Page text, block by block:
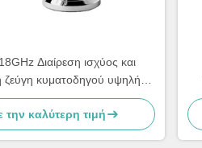
Διαίρεση ισχύος και
ζεύγη κυματοδηγού υψηλής
φίλτρο κύματος
την καλύτερη τιμή